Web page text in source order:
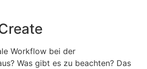
Workflow bei der
Was gibt es zu beachten? Das